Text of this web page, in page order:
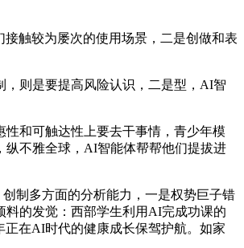
触较为屡次的使用场景，二是创做和表
则是要提高风险认识，二是型，AI智
和可触达性上要去干事情，青少年模
不雅全球，AI智能体帮帮他们提拔进
制多方面的分析能力，一是权势巨子错
的发觉：西部学生利用AI完成功课的
在AI时代的健康成长保驾护航。如家